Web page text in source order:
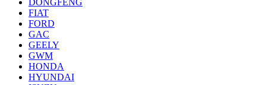
DONGFENG
FIAT
FORD
GAC
GEELY
GWM
HONDA
HYUNDAI